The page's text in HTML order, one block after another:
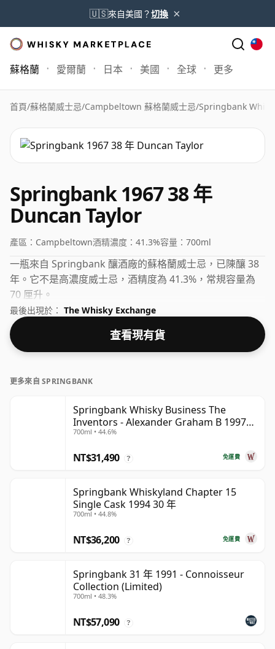
🇺🇸來自美國？切換 ×
蘇格蘭 愛爾蘭 日本 美國 全球 更多
首頁/蘇格蘭威士忌/Campbeltown 蘇格蘭威士忌/Springbank
Springbank 1967 38 年
Duncan Taylor
產區： Campbeltown酒精濃度： 41.3%容量： 700ml
一瓶來自 Springbank 釀酒廠的蘇格蘭威士忌，已陳釀 38
年。它不是高濃度威士忌，酒精度為 41.3%，常規容量為
70 厘升。
最後出現於： The Whisky Exchange
查看現有貨
更多來自 SPRINGBANK
Springbank Whisky Business The
Inventors - Alexander Graham B 1997
28 年
700ml • 44.6%
免運費
NT$31,490 ?
Springbank Whiskyland Chapter 15
Single Cask 1994 30 年
700ml • 44.8%
免運費
NT$36,200 ?
Springbank 31 年 1991 - Connoisseur
Collection (Limited)
700ml • 48.3%
NT$57,090 ?